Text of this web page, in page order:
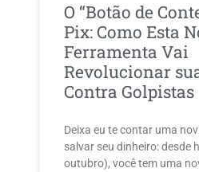
O “Botão de
Pix: Como Esta
Ferramenta Vai
Revolucionar
Contra Golpistas
Deixa eu te contar uma
salvar seu dinheiro: desde
outubro), você tem uma